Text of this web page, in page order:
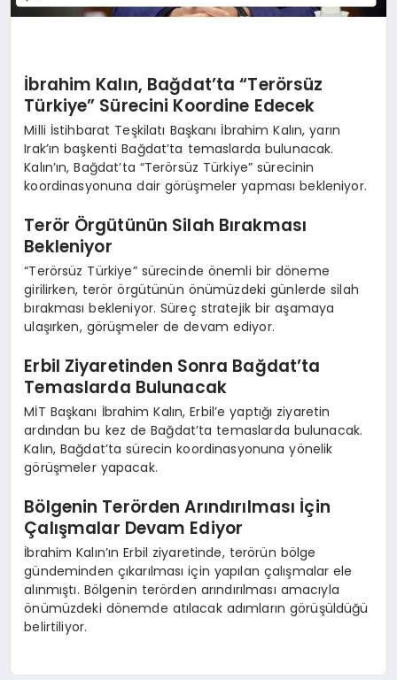
İbrahim Kalın, Bağdat’ta “Terörsüz
Türkiye” Sürecini Koordine Edecek
Milli İstihbarat Teşkilatı Başkanı İbrahim Kalın, yarın
Irak’ın başkenti Bağdat’ta temaslarda bulunacak.
Kalın’ın, Bağdat’ta “Terörsüz Türkiye” sürecinin
koordinasyonuna dair görüşmeler yapması bekleniyor.
Terör Örgütünün Silah Bırakması
Bekleniyor
“Terörsüz Türkiye” sürecinde önemli bir döneme
girilirken, terör örgütünün önümüzdeki günlerde silah
bırakması bekleniyor. Süreç stratejik bir aşamaya
ulaşırken, görüşmeler de devam ediyor.
Erbil Ziyaretinden Sonra Bağdat’ta
Temaslarda Bulunacak
MİT Başkanı İbrahim Kalın, Erbil’e yaptığı ziyaretin
ardından bu kez de Bağdat’ta temaslarda bulunacak.
Kalın, Bağdat’ta sürecin koordinasyonuna yönelik
görüşmeler yapacak.
Bölgenin Terörden Arındırılması İçin
Çalışmalar Devam Ediyor
İbrahim Kalın’ın Erbil ziyaretinde, terörün bölge
gündeminden çıkarılması için yapılan çalışmalar ele
alınmıştı. Bölgenin terörden arındırılması amacıyla
önümüzdeki dönemde atılacak adımların görüşüldüğü
belirtiliyor.